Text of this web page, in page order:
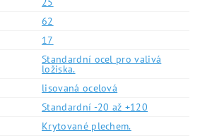
62
17
Standardní ocel pro valivá
ložiska.
lisovaná ocelová
Standardní -20 až +120
Krytované plechem.